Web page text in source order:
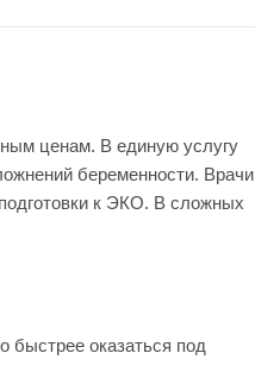
ценам. В единую услугу
беременности. Врачи
к ЭКО. В сложных
быстрее оказаться под